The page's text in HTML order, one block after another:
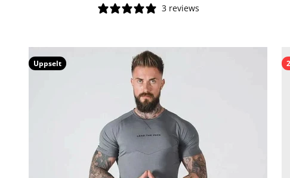
3 reviews
Uppselt